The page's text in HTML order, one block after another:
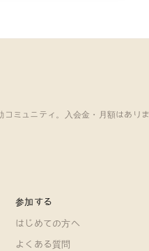
コミュニティ。
入会金・月額はあり
参加する
はじめての方へ
よくある質問